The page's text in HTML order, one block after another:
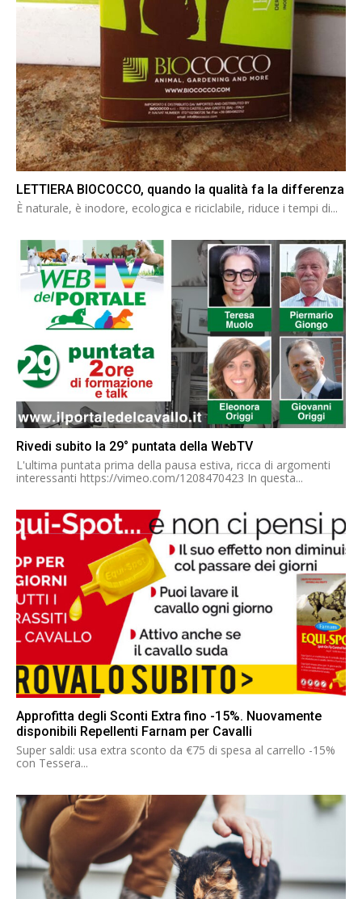
LETTIERA BIOCOCCO, quando la qualità fa la differenza
È naturale, è inodore, ecologica e riciclabile, riduce i tempi di...
Rivedi subito la 29° puntata della WebTV
L'ultima puntata prima della pausa estiva, ricca di argomenti
interessanti https://vimeo.com/1208470423 In questa...
Approfitta degli Sconti Extra fino -15%. Nuovamente
disponibili Repellenti Farnam per Cavalli
Super saldi: usa extra sconto da €75 di spesa al carrello -15%
con Tessera...